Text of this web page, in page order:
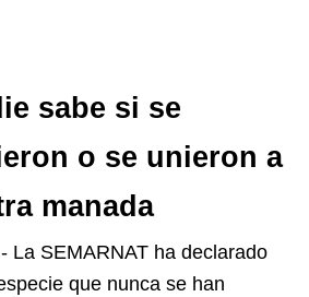
sabe si se
o se unieron a
manada
La SEMARNAT ha declarado
que nunca se han